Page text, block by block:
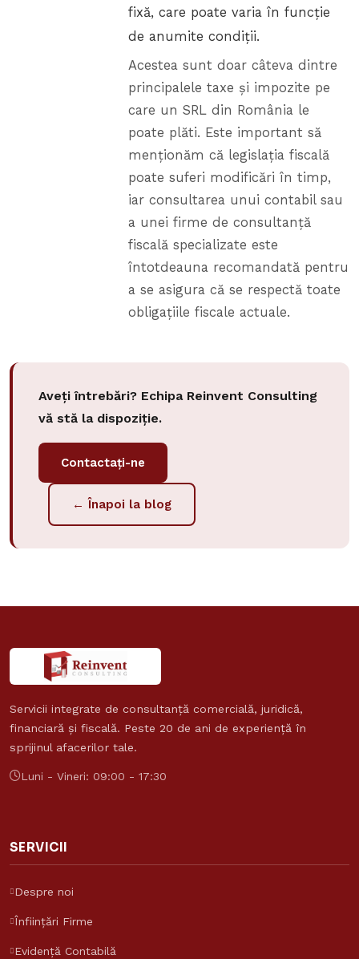
fixă, care poate varia în funcție
de anumite condiții.
Acestea sunt doar câteva dintre
principalele taxe și impozite pe
care un SRL din România le
poate plăti. Este important să
menționăm că legislația fiscală
poate suferi modificări în timp,
iar consultarea unui contabil sau
a unei firme de consultanță
fiscală specializate este
întotdeauna recomandată pentru
a se asigura că se respectă toate
obligațiile fiscale actuale.
Aveți întrebări? Echipa Reinvent Consulting
vă stă la dispoziție.
Contactați-ne
← Înapoi la blog
Servicii integrate de consultanță comercială, juridică,
financiară și fiscală. Peste 20 de ani de experiență în
sprijinul afacerilor tale.
Luni - Vineri: 09:00 - 17:30
SERVICII
Despre noi
Înființări Firme
Evidență Contabilă